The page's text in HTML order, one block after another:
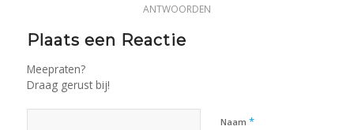
ANTWOORDEN
Plaats een Reactie
Meepraten?
Draag gerust bij!
Naam *